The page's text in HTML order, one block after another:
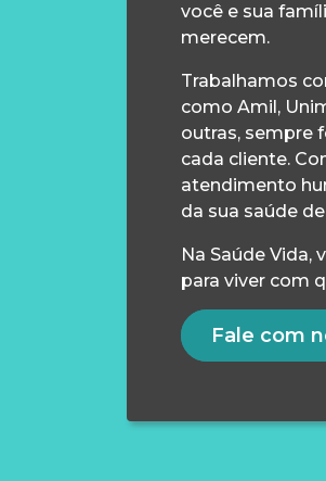
você e sua
merecem.
Trabalhamos
como Amil,
outras, sempre
cada cliente.
atendimento
da sua saúde
Na Saúde Vida,
para viver com
Fale com